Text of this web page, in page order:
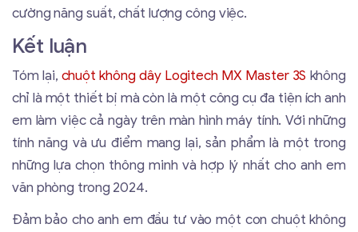
cường năng suất, chất lượng công việc.
Kết luận
Tóm lại, chuột không dây Logitech MX Master 3S không
chỉ là một thiết bị mà còn là một công cụ đa tiện ích anh
em làm việc cả ngày trên màn hình máy tính. Với những
tính năng và ưu điểm mang lại, sản phẩm là một trong
những lựa chọn thông minh và hợp lý nhất cho anh em
văn phòng trong 2024.
Đảm bảo cho anh em đầu tư vào một con chuột không